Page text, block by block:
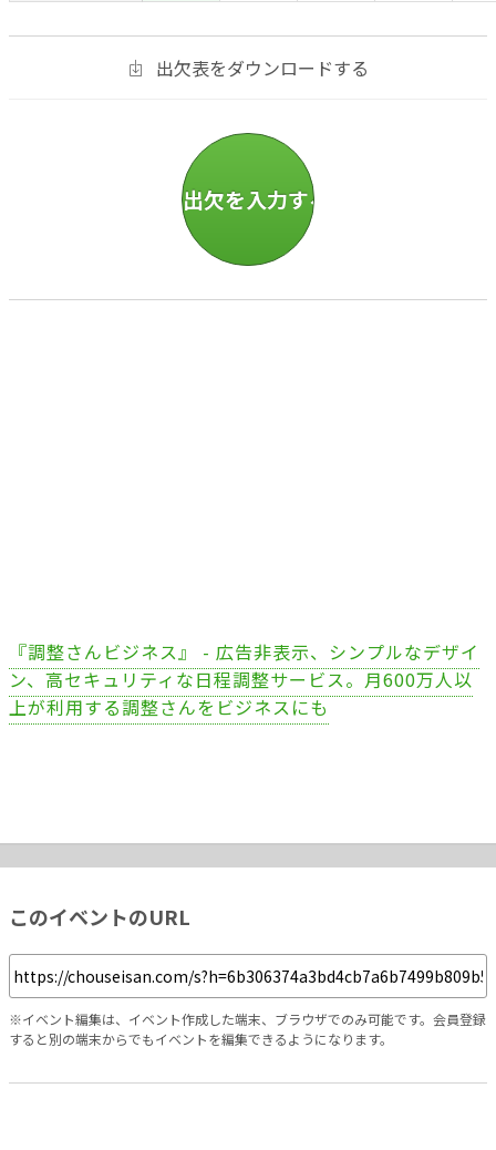
出欠表をダウンロードする
『調整さんビジネス』 - 広告非表示、シンプルなデザイ
ン、高セキュリティな日程調整サービス。月600万人以
上が利用する調整さんをビジネスにも
このイベントのURL
※イベント編集は、イベント作成した端末、ブラウザでのみ可能です。会員登録
すると別の端末からでもイベントを編集できるようになります。